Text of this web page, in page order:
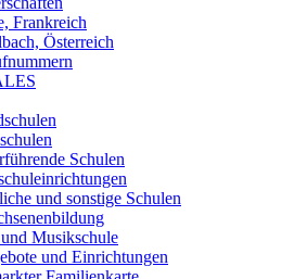
Frankreich
Österreich
Schulen
und sonstige Schulen
Musikschule
und Einrichtungen